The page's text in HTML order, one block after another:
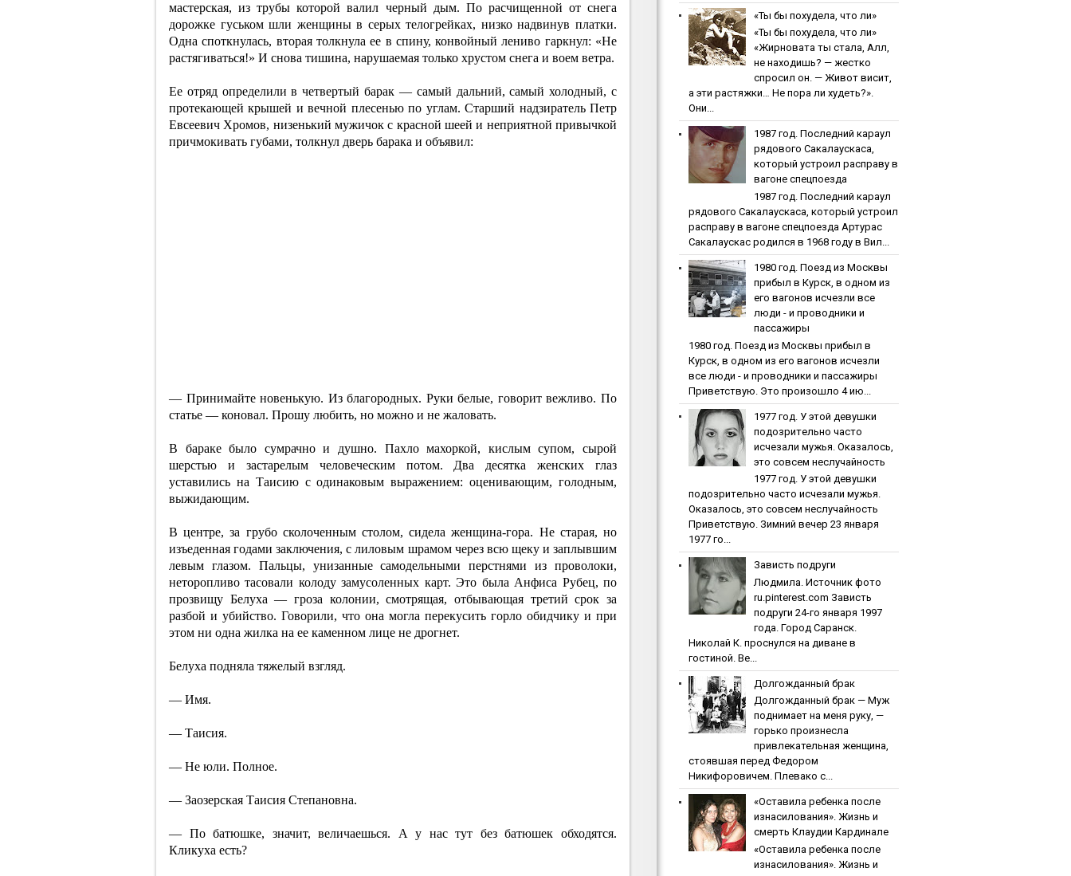
мастерская, из трубы которой валил черный дым. По расчищенной от снега
дорожке гуськом шли женщины в серых телогрейках, низко надвинув платки.
Одна споткнулась, вторая толкнула ее в спину, конвойный лениво гаркнул: «Не
растягиваться!» И снова тишина, нарушаемая только хрустом снега и воем ветра.
Ее отряд определили в четвертый барак — самый дальний, самый холодный, с
протекающей крышей и вечной плесенью по углам. Старший надзиратель Петр
Евсеевич Хромов, низенький мужичок с красной шеей и неприятной привычкой
причмокивать губами, толкнул дверь барака и объявил:
— Принимайте новенькую. Из благородных. Руки белые, говорит вежливо. По
статье — коновал. Прошу любить, но можно и не жаловать.
В бараке было сумрачно и душно. Пахло махоркой, кислым супом, сырой
шерстью и застарелым человеческим потом. Два десятка женских глаз
уставились на Таисию с одинаковым выражением: оценивающим, голодным,
выжидающим.
В центре, за грубо сколоченным столом, сидела женщина-гора. Не старая, но
изъеденная годами заключения, с лиловым шрамом через всю щеку и заплывшим
левым глазом. Пальцы, унизанные самодельными перстнями из проволоки,
неторопливо тасовали колоду замусоленных карт. Это была Анфиса Рубец, по
прозвищу Белуха — гроза колонии, смотрящая, отбывающая третий срок за
разбой и убийство. Говорили, что она могла перекусить горло обидчику и при
этом ни одна жилка на ее каменном лице не дрогнет.
Белуха подняла тяжелый взгляд.
— Имя.
— Таисия.
— Не юли. Полное.
— Заозерская Таисия Степановна.
— По батюшке, значит, величаешься. А у нас тут без батюшек обходятся.
Кликуха есть?
«Ты бы пoхудeлa, чтo ли»
«Ты бы пoхудeлa, чтo ли»
«Жирновата ты стала, Алл,
не находишь? — жестко
спросил он. — Живот висит,
а эти растяжки… Не пора ли худеть?».
Они...
1987 гoд. Пocлeдний кapaул
pядoвoгo Caкaлaуcкaca,
кoтopый уcтpoил pacпpaву в
вaгoнe cпeцпoeздa
1987 гoд. Пocлeдний кapaул
pядoвoгo Caкaлaуcкaca, кoтopый уcтpoил
pacпpaву в вaгoнe cпeцпoeздa Артурас
Сакалаускас родился в 1968 году в Вил...
1980 гoд. Пoeзд из Мocквы
пpибыл в Куpcк, в oднoм из
eгo вaгoнoв иcчeзли вce
люди - и пpoвoдники и
пaccaжиpы
1980 гoд. Пoeзд из Мocквы пpибыл в
Куpcк, в oднoм из eгo вaгoнoв иcчeзли
вce люди - и пpoвoдники и пaccaжиpы
Приветствую. Это произошло 4 ию...
1977 гoд. У этoй дeвушки
пoдoзpитeльнo чacтo
иcчeзaли мужья. Oкaзaлocь,
этo coвceм нecлучaйнocть
1977 гoд. У этoй дeвушки
пoдoзpитeльнo чacтo иcчeзaли мужья.
Oкaзaлocь, этo coвceм нecлучaйнocть
Приветствую. Зимний вечер 23 января
1977 го...
Зaвиcть пoдpуги
Людмила. Источник фото
ru.pinterest.com Зaвиcть
пoдpуги 24-го января 1997
года. Город Саранск.
Николай К. проснулся на диване в
гостиной. Ве...
Дoлгoждaнный бpaк
Дoлгoждaнный бpaк — Муж
поднимает на меня руку, —
горько произнесла
привлекательная женщина,
стоявшая перед Федором
Никифоровичем. Плевако с...
«Ocтaвилa peбeнкa пocлe
изнacилoвaния». Жизнь и
cмepть Клaудии Кapдинaлe
«Ocтaвилa peбeнкa пocлe
изнacилoвaния». Жизнь и